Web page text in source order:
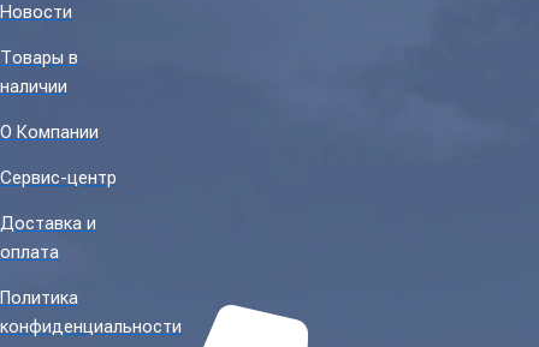
Новости
Товары в
наличии
О Компании
Сервис-центр
Доставка и
оплата
Политика
конфиденциальности